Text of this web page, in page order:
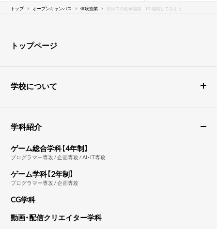
トップ オープンキャンパス 体験授業 初めての動画編集 PC編集してみよう
トップページ
学校について
学科紹介
ゲーム総合学科【4年制】
プログラマー専攻 / 企画専攻 / AI・IT専攻
ゲーム学科【2年制】
プログラマー専攻 / 企画専攻
CG学科
動画・配信クリエイター学科